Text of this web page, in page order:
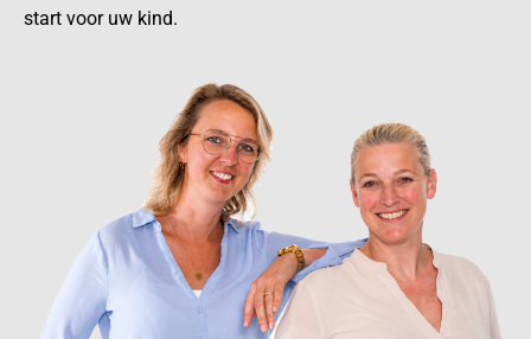
start voor uw kind.